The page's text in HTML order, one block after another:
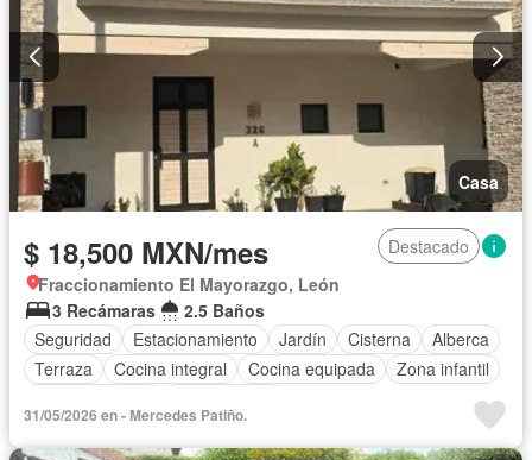
Casa
$ 18,500 MXN/mes
Destacado
Fraccionamiento El Mayorazgo, León
3 Recámaras
2.5 Baños
Seguridad
Estacionamiento Jardín Cisterna
Alberca
Terraza
Cocina integral Cocina equipada
Zona infantil
31/05/2026 en - Mercedes Patiño.